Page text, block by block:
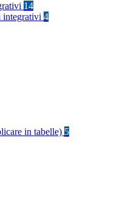
14
integrativi 4
in tabelle) 5